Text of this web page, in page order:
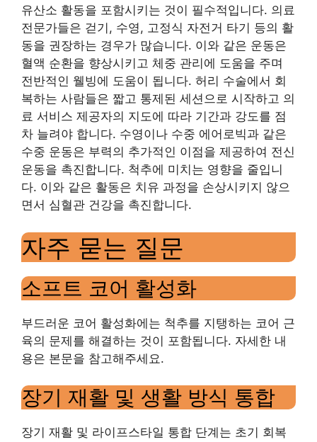
유산소 활동을 포함시키는 것이 필수적입니다. 의료
전문가들은 걷기, 수영, 고정식 자전거 타기 등의 활
동을 권장하는 경우가 많습니다. 이와 같은 운동은
혈액 순환을 향상시키고 체중 관리에 도움을 주며
전반적인 웰빙에 도움이 됩니다. 허리 수술에서 회
복하는 사람들은 짧고 통제된 세션으로 시작하고 의
료 서비스 제공자의 지도에 따라 기간과 강도를 점
차 늘려야 합니다. 수영이나 수중 에어로빅과 같은
수중 운동은 부력의 추가적인 이점을 제공하여 전신
운동을 촉진합니다. 척추에 미치는 영향을 줄입니
다. 이와 같은 활동은 치유 과정을 손상시키지 않으
면서 심혈관 건강을 촉진합니다.
자주 묻는 질문
소프트 코어 활성화
부드러운 코어 활성화에는 척추를 지탱하는 코어 근
육의 문제를 해결하는 것이 포함됩니다. 자세한 내
용은 본문을 참고해주세요.
장기 재활 및 생활 방식 통합
장기 재활 및 라이프스타일 통합 단계는 초기 회복